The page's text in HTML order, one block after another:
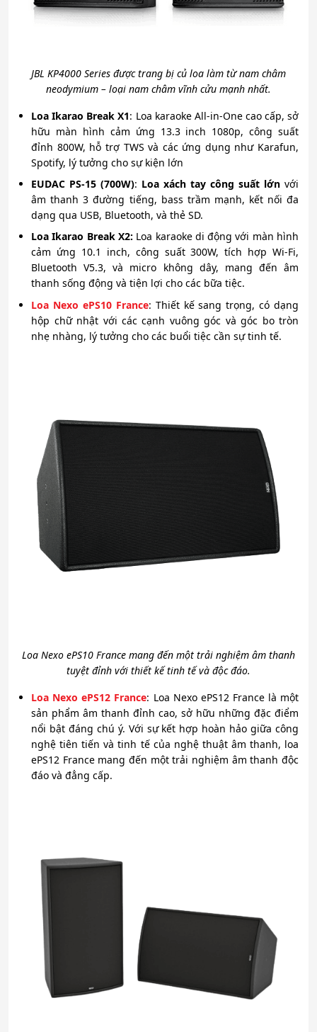
JBL KP4000 Series được trang bị củ loa làm từ nam châm
neodymium – loại nam châm vĩnh cửu mạnh nhất.
Loa Ikarao Break X1: Loa karaoke All-in-One cao cấp, sở
hữu màn hình cảm ứng 13.3 inch 1080p, công suất
đỉnh 800W, hỗ trợ TWS và các ứng dụng như Karafun,
Spotify, lý tưởng cho sự kiện lớn
EUDAC PS-15 (700W): Loa xách tay công suất lớn với
âm thanh 3 đường tiếng, bass trầm mạnh, kết nối đa
dạng qua USB, Bluetooth, và thẻ SD.
Loa Ikarao Break X2: Loa karaoke di động với màn hình
cảm ứng 10.1 inch, công suất 300W, tích hợp Wi-Fi,
Bluetooth V5.3, và micro không dây, mang đến âm
thanh sống động và tiện lợi cho các bữa tiệc.
Loa Nexo ePS10 France: Thiết kế sang trọng, có dạng
hộp chữ nhật với các cạnh vuông góc và góc bo tròn
nhẹ nhàng, lý tưởng cho các buổi tiệc cần sự tinh tế.
Loa Nexo ePS10 France mang đến một trải nghiệm âm thanh
tuyệt đỉnh với thiết kế tinh tế và độc đáo.
Loa Nexo ePS12 France: Loa Nexo ePS12 France là một
sản phẩm âm thanh đỉnh cao, sở hữu những đặc điểm
nổi bật đáng chú ý. Với sự kết hợp hoàn hảo giữa công
nghệ tiên tiến và tinh tế của nghệ thuật âm thanh, loa
ePS12 France mang đến một trải nghiệm âm thanh độc
đáo và đẳng cấp.